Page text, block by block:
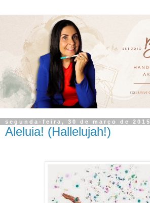
segunda-feira, 30 de março de 2015
Aleluia! (Hallelujah!)